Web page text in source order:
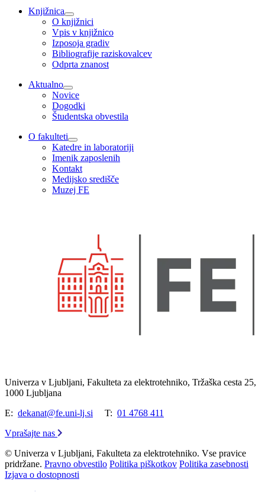
Knjižnica
O knjižnici
Vpis v knjižnico
Izposoja gradiv
Bibliografije raziskovalcev
Odprta znanost
Aktualno
Novice
Dogodki
Študentska obvestila
O fakulteti
Katedre in laboratoriji
Imenik zaposlenih
Kontakt
Medijsko središče
Muzej FE
Univerza v Ljubljani, Fakulteta za elektrotehniko, Tržaška cesta 25,
1000 Ljubljana
E: dekanat@fe.uni-lj.si T: 01 4768 411
Vprašajte nas
© Univerza v Ljubljani, Fakulteta za elektrotehniko. Vse pravice
pridržane. Pravno obvestilo Politika piškotkov Politika zasebnosti
Izjava o dostopnosti